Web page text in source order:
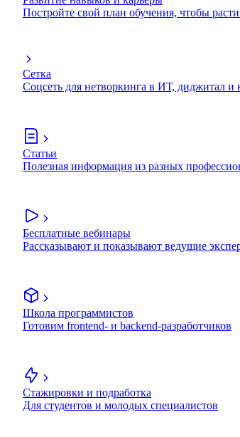
Постройте свой план обучения, чтобы
Сетка
Соцсеть для нетворкинга в ИТ, диджитал и
Статьи
Полезная информация из разных
Бесплатные вебинары
Рассказывают и показывают ведущие
Школа программистов
Готовим frontend- и backend-разработчиков
Стажировки и подработка
Для студентов и молодых специалистов